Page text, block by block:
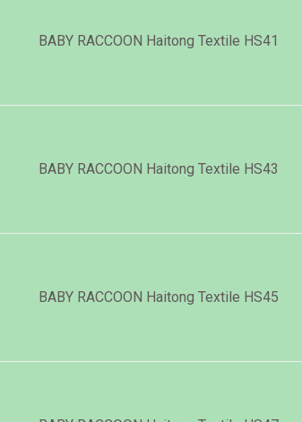
BABY RACCOON Haitong Textile HS41
BABY RACCOON Haitong Textile HS43
BABY RACCOON Haitong Textile HS45